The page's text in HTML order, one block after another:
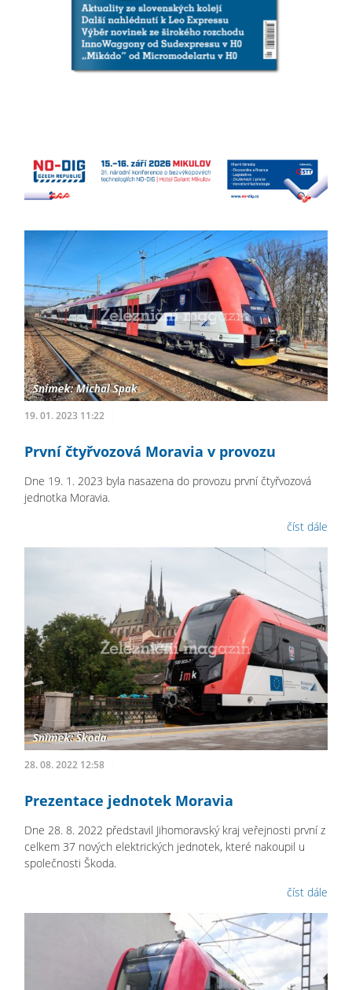
19. 01. 2023 11:22
První čtyřvozová Moravia v provozu
Dne 19. 1. 2023 byla nasazena do provozu první čtyřvozová
jednotka Moravia.
číst dále
28. 08. 2022 12:58
Prezentace jednotek Moravia
Dne 28. 8. 2022 představil Jihomoravský kraj veřejnosti první z
celkem 37 nových elektrických jednotek, které nakoupil u
společnosti Škoda.
číst dále